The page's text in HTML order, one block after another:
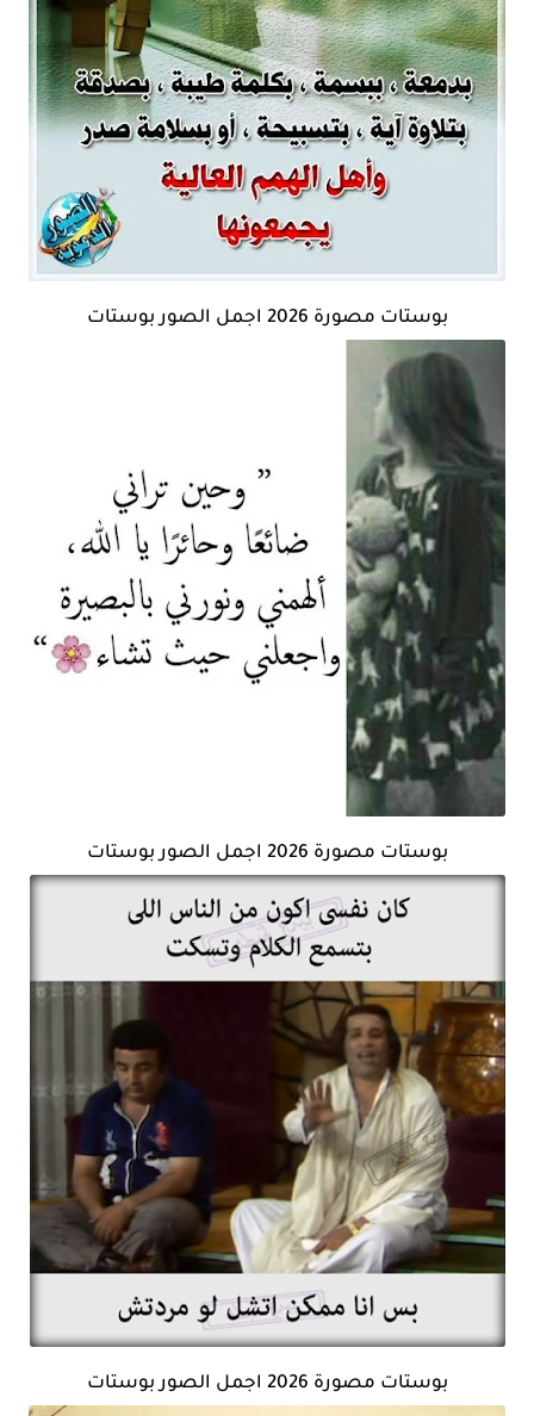
بوستات مصورة 2026 اجمل الصور بوستات
بوستات مصورة 2026 اجمل الصور بوستات
بوستات مصورة 2026 اجمل الصور بوستات